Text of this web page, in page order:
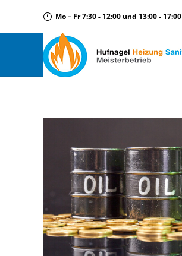
Mo – Fr 7:30 - 12:00 und 13:00 - 17:00